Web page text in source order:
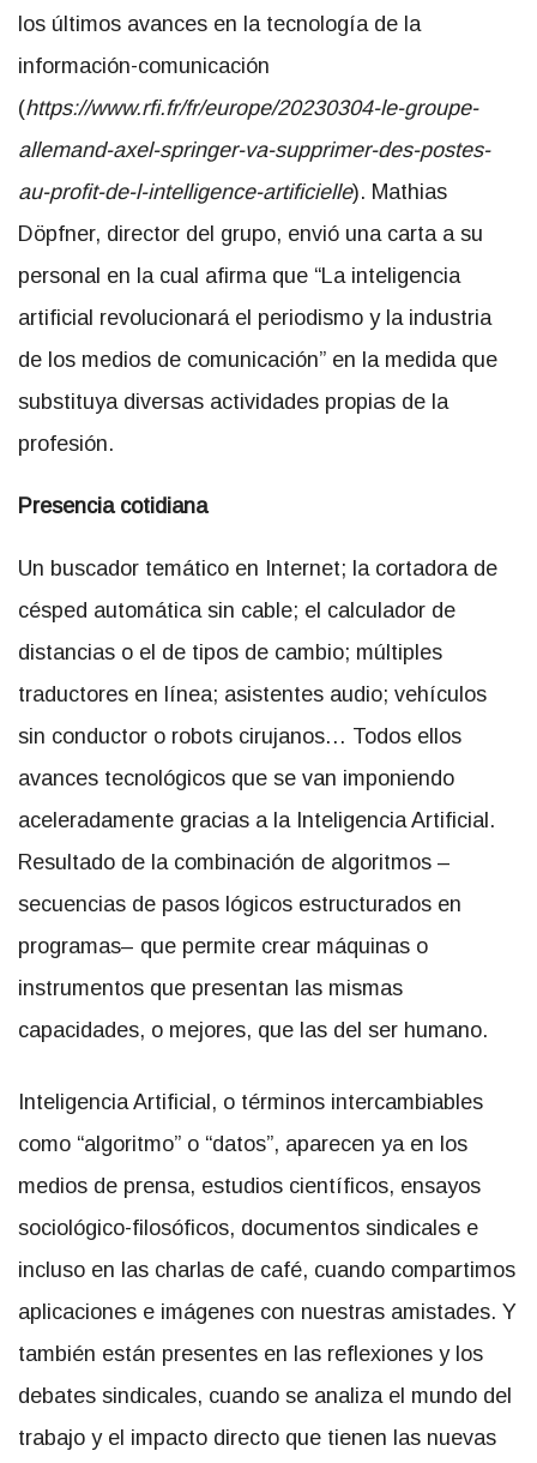
los últimos avances en la tecnología de la
información-comunicación
(https://www.rfi.fr/fr/europe/20230304-le-groupe-
allemand-axel-springer-va-supprimer-des-postes-
au-profit-de-l-intelligence-artificielle). Mathias
Döpfner, director del grupo, envió una carta a su
personal en la cual afirma que “La inteligencia
artificial revolucionará el periodismo y la industria
de los medios de comunicación” en la medida que
substituya diversas actividades propias de la
profesión.
Presencia cotidiana
Un buscador temático en Internet; la cortadora de
césped automática sin cable; el calculador de
distancias o el de tipos de cambio; múltiples
traductores en línea; asistentes audio; vehículos
sin conductor o robots cirujanos… Todos ellos
avances tecnológicos que se van imponiendo
aceleradamente gracias a la Inteligencia Artificial.
Resultado de la combinación de algoritmos –
secuencias de pasos lógicos estructurados en
programas– que permite crear máquinas o
instrumentos que presentan las mismas
capacidades, o mejores, que las del ser humano.
Inteligencia Artificial, o términos intercambiables
como “algoritmo” o “datos”, aparecen ya en los
medios de prensa, estudios científicos, ensayos
sociológico-filosóficos, documentos sindicales e
incluso en las charlas de café, cuando compartimos
aplicaciones e imágenes con nuestras amistades. Y
también están presentes en las reflexiones y los
debates sindicales, cuando se analiza el mundo del
trabajo y el impacto directo que tienen las nuevas